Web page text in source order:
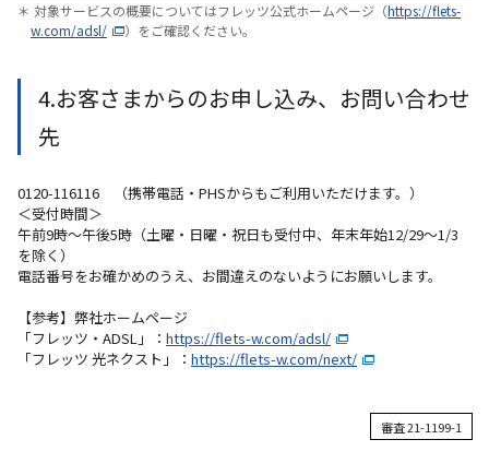
＊ 対象サービスの概要についてはフレッツ公式ホームページ（https://flets-
w.com/adsl/
）をご確認ください。
4.お客さまからのお申し込み、お問い合わせ
先
0120-116116 （携帯電話・PHSからもご利用いただけます。）
＜受付時間＞
午前9時～午後5時（土曜・日曜・祝日も受付中、年末年始12/29～1/3
を除く）
電話番号をお確かめのうえ、お間違えのないようにお願いします。
【参考】弊社ホームページ
「フレッツ・ADSL」： https://flets-w.com/adsl/
「フレッツ 光ネクスト」： https://flets-w.com/next/
審査 21-1199-1